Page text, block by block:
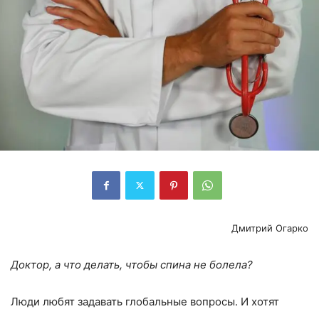
Дмитрий Огарко
Доктор, а что делать, чтобы спина не болела?
Люди любят задавать глобальные вопросы. И хотят